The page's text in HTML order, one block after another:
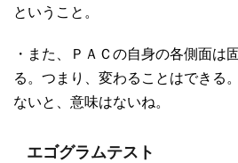
ということ。
・また、ＰＡＣの自身の各側面は
る。つまり、変わることはできる
ないと、意味はないね。
エゴグラムテスト